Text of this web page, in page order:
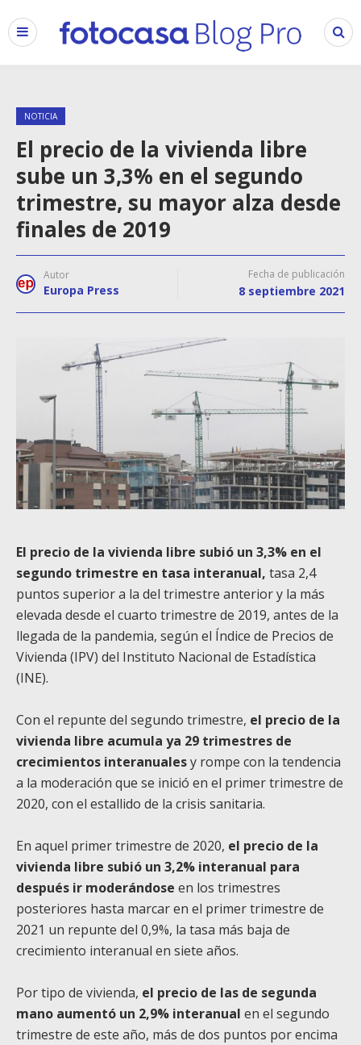
NOTICIA
El precio de la vivienda libre
sube un 3,3% en el segundo
trimestre, su mayor alza desde
finales de 2019
Autor
Europa Press
Fecha de publicación
8 septiembre 2021
El precio de la vivienda libre subió un 3,3% en el
segundo trimestre en tasa interanual, tasa 2,4
puntos superior a la del trimestre anterior y la más
elevada desde el cuarto trimestre de 2019, antes de la
llegada de la pandemia, según el Índice de Precios de
Vivienda (IPV) del Instituto Nacional de Estadística
(INE).
Con el repunte del segundo trimestre, el precio de la
vivienda libre acumula ya 29 trimestres de
crecimientos interanualesy rompe con la tendencia
a la moderación que se inició en el primer trimestre de
2020, con el estallido de la crisis sanitaria.
En aquel primer trimestre de 2020, el precio de la
vivienda libre subió un 3,2% interanual para
después ir moderándose en los trimestres
posteriores hasta marcar en el primer trimestre de
2021 un repunte del 0,9%, la tasa más baja de
crecimiento interanual en siete años.
Por tipo de vivienda, el precio de las de segunda
mano aumentó un 2,9% interanual en el segundo
trimestre de este año, más de dos puntos por encima